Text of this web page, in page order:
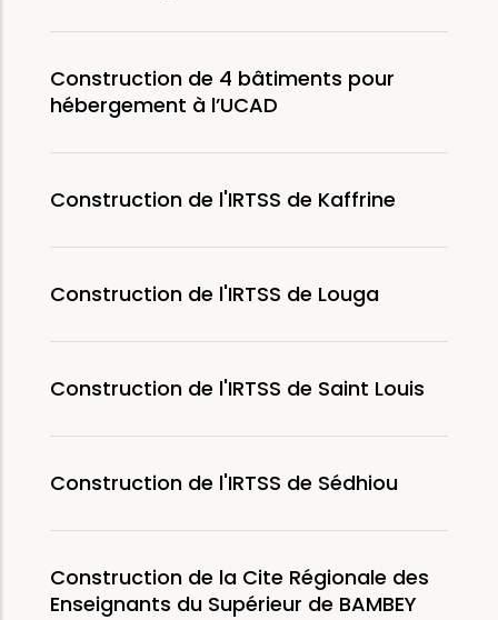
Construction de 4 bâtiments pour
hébergement à l’UCAD
Construction de l'IRTSS de Kaffrine
Construction de l'IRTSS de Louga
Construction de l'IRTSS de Saint Louis
Construction de l'IRTSS de Sédhiou
Construction de la Cite Régionale des
Enseignants du Supérieur de BAMBEY